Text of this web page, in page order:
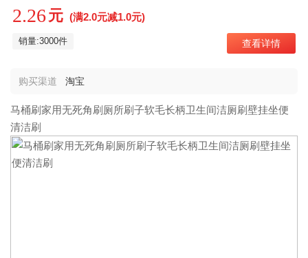
2.26元 (满2.0元减1.0元)
销量:3000件 查看详情
购买渠道 淘宝
马桶刷家用无死角刷厕所刷子软毛长柄卫生间洁厕刷壁挂坐便
清洁刷